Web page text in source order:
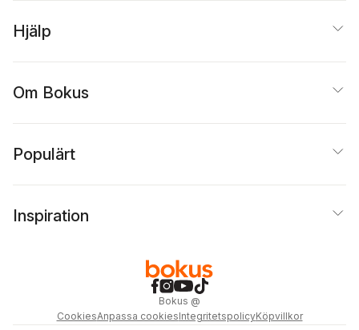
Hjälp
Om Bokus
Populärt
Inspiration
Bokus @
CookiesAnpassa cookiesIntegritetspolicyKöpvillkor